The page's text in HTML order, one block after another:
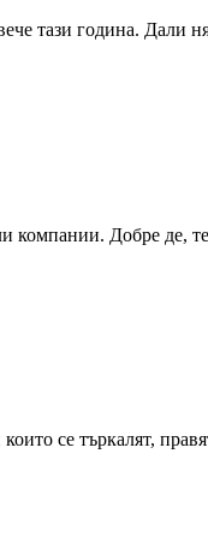
тази година.
компании. Добре де,
се търкалят,